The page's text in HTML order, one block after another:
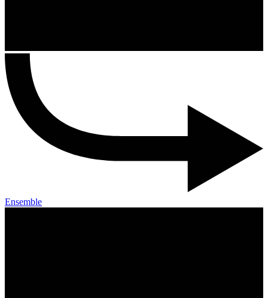
Ensemble